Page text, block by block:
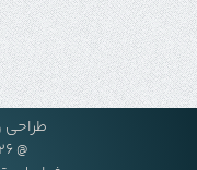
@ MODEX DESIGN 2026